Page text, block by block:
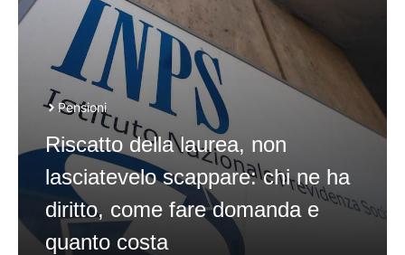
Pensioni
Riscatto della laurea, non
lasciatevelo scappare: chi ne ha
diritto, come fare domanda e
quanto costa